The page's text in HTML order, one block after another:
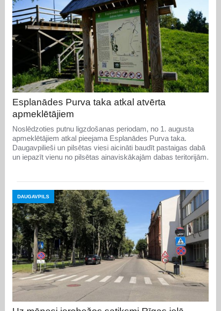
Esplanādes Purva taka atkal atvērta
apmeklētājiem
Noslēdzoties putnu ligzdošanas periodam, no 1. augusta
apmeklētājiem atkal pieejama Esplanādes Purva taka.
Daugavpilieši un pilsētas viesi aicināti baudīt pastaigas dabā
un iepazīt vienu no pilsētas ainaviskākajām dabas teritorijām.
DAUGAVPILS